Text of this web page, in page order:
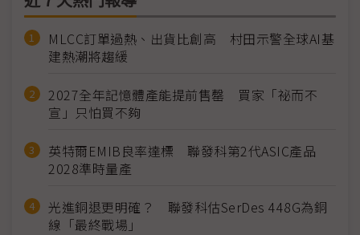
MLCC訂單過熱、出貨比創高 村田示警全球AI基
建熱潮將趨緩
2027全年記憶體產能提前售罄 買家「祕而不
宣」只怕買不夠
英特爾EMIB良率達標 聯發科第2代ASIC產品
2028準時量產
光進銅退更明確？ 聯發科估SerDes 448G為銅
線「最終戰場」